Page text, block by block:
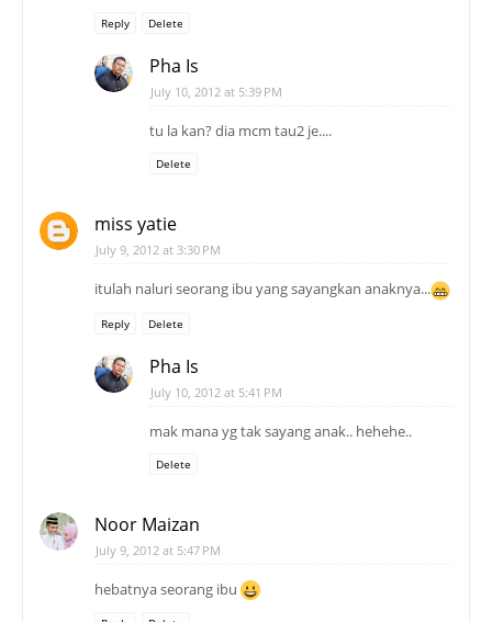
Reply Delete
Pha Is
July 10, 2012 at 5:39 PM
tu la kan? dia mcm tau2 je....
Delete
miss yatie
July 9, 2012 at 3:30 PM
itulah naluri seorang ibu yang sayangkan anaknya...
Reply Delete
Pha Is
July 10, 2012 at 5:41 PM
mak mana yg tak sayang anak.. hehehe..
Delete
Noor Maizan
July 9, 2012 at 5:47 PM
hebatnya seorang ibu